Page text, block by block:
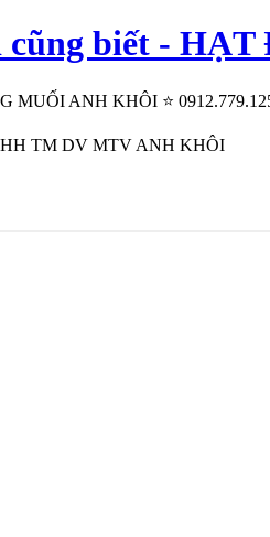
cũng biết -
MUỐI ANH KHÔI ⭐
TM DV MTV ANH KHÔI